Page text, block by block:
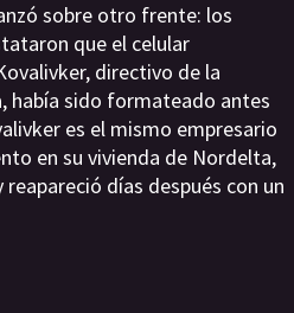
sobre otro frente: los
que el celular
directivo de la
había sido formateado antes
es el mismo empresario
en su vivienda de Nordelta,
días después con un